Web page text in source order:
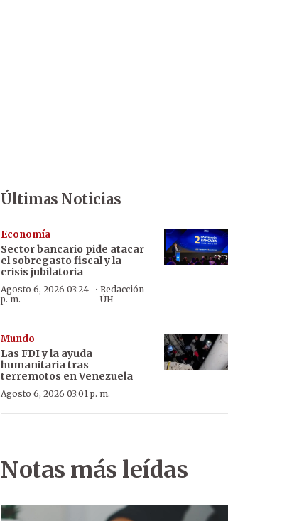
Últimas Noticias
Economía
Sector bancario pide atacar
el sobregasto fiscal y la
crisis jubilatoria
Agosto 6, 2026 03:24
p. m.
· Redacción
ÚH
Mundo
Las FDI y la ayuda
humanitaria tras
terremotos en Venezuela
Agosto 6, 2026 03:01 p. m.
Notas más leídas